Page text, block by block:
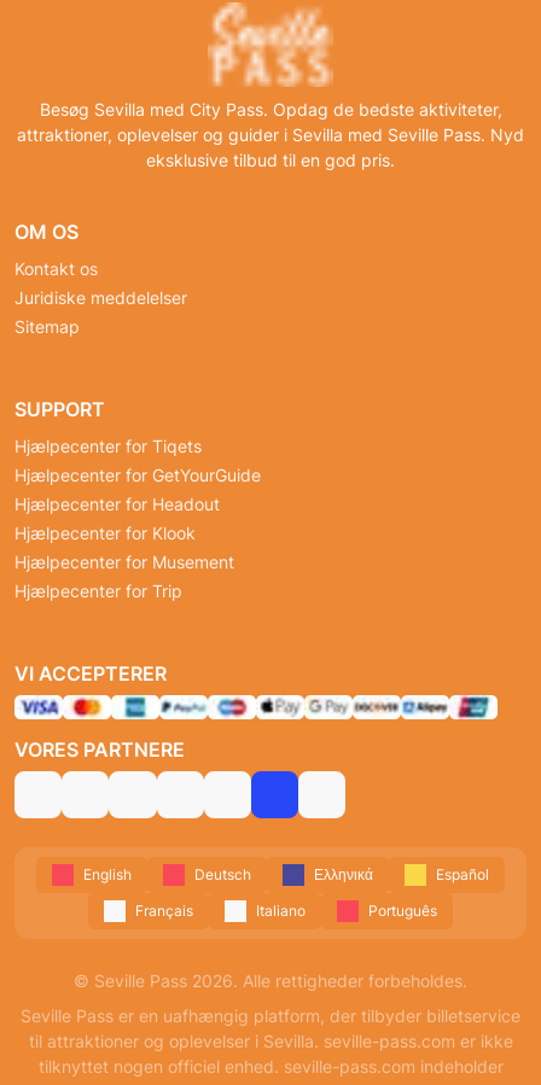
Besøg Sevilla med City Pass. Opdag de bedste aktiviteter,
attraktioner, oplevelser og guider i Sevilla med Seville Pass. Nyd
eksklusive tilbud til en god pris.
OM OS
Kontakt os
Juridiske meddelelser
Sitemap
SUPPORT
Hjælpecenter for Tiqets
Hjælpecenter for GetYourGuide
Hjælpecenter for Headout
Hjælpecenter for Klook
Hjælpecenter for Musement
Hjælpecenter for Trip
VI ACCEPTERER
VORES PARTNERE
English Deutsch Ελληνικά
Español
Français
Italiano Português
© Seville Pass 2026. Alle rettigheder forbeholdes.
Seville Pass er en uafhængig platform, der tilbyder billetservice
til attraktioner og oplevelser i Sevilla. seville-pass.com er ikke
tilknyttet nogen officiel enhed. seville-pass.com indeholder